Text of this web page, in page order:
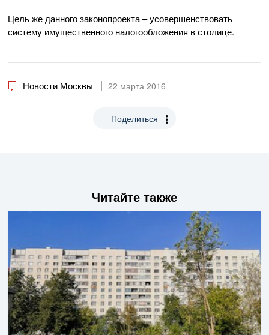
Цель же данного законопроекта – усовершенствовать
систему имущественного налогообложения в столице.
Новости Москвы 22 марта 2016
Поделиться
Читайте также